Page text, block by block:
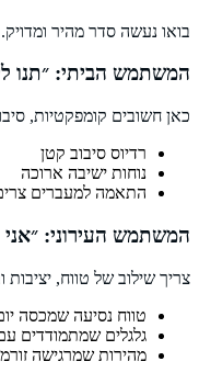
בואו נעשה סדר מהיר ומדויק.
המשתמש הביתי: ״תנו
כאן חשובים קומפקטיות,
רדיוס סיבוב קטן
נוחות ישיבה ארוכה
התאמה למעברים
המשתמש העירוני: ״אני
צריך שילוב של טווח, יציבות
טווח נסיעה שמכסה
גלגלים שמתמודדים
מהירות שמרגישה